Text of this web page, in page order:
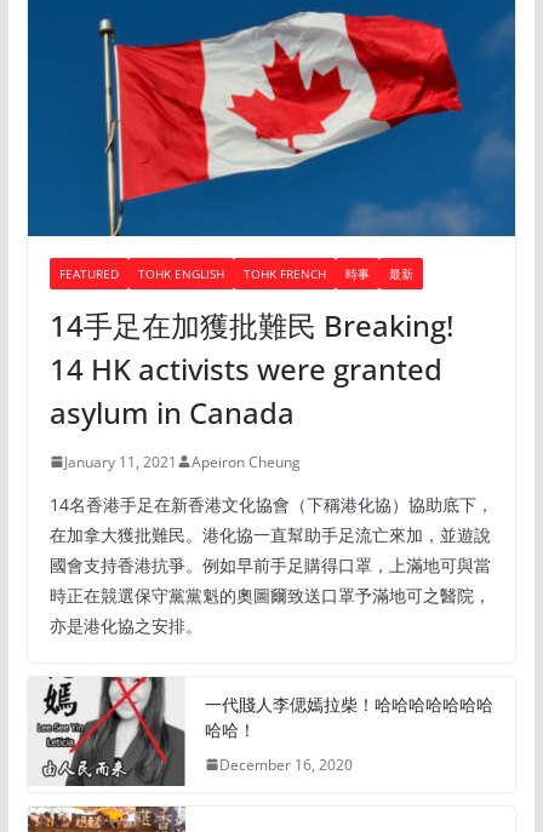
FEATURED TOHK ENGLISH TOHK FRENCH 時事 最新
14手足在加獲批難民 Breaking!
14 HK activists were granted
asylum in Canada
January 11, 2021 Apeiron Cheung
14名香港手足在新香港文化協會（下稱港化協）協助底下，
在加拿大獲批難民。港化協一直幫助手足流亡來加，並遊說
國會支持香港抗爭。例如早前手足購得口罩，上滿地可與當
時正在競選保守黨黨魁的奧圖爾致送口罩予滿地可之醫院，
亦是港化協之安排。
一代賤人李偲嫣拉柴！哈哈哈哈哈哈哈
哈哈！
December 16, 2020